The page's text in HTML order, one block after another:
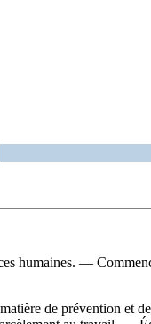
humaines. —
de prévention et